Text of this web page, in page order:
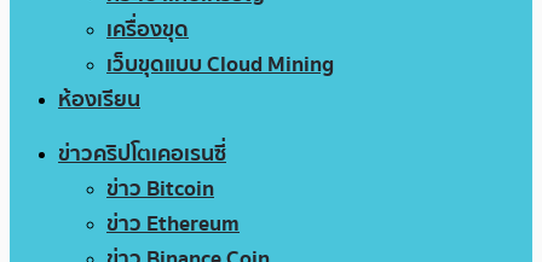
เครื่องขุด
เว็บขุดแบบ Cloud Mining
ห้องเรียน
ข่าวคริปโตเคอเรนซี่
ข่าว Bitcoin
ข่าว Ethereum